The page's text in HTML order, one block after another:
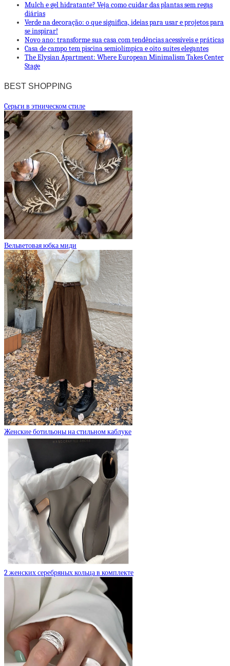
Mulch e gel hidratante? Veja como cuidar das plantas sem regas
diárias
Verde na decoração: o que significa, ideias para usar e projetos para
se inspirar!
Novo ano: transforme sua casa com tendências acessíveis e práticas
Casa de campo tem piscina semiolímpica e oito suítes elegantes
The Elysian Apartment: Where European Minimalism Takes Center
Stage
BEST SHOPPING
Cерьги в этническом стиле
Вельветовая юбка миди
Женские ботильоны на стильном каблуке
2 женских серебряных кольца в комплекте